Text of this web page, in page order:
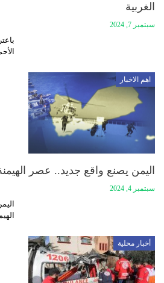
الغربية
سبتمبر 7, 2024
اهم الاخبار
اليمن يصنع واقع جديد.. عصر
سبتمبر 4, 2024
أخبار محلية